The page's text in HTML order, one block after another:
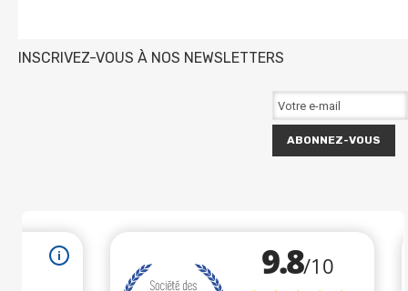
INSCRIVEZ-VOUS À NOS NEWSLETTERS
ABONNEZ-VOUS